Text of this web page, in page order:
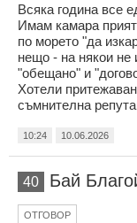
Всяка година все
Имам камара
по морето "да
нещо - на някои не
"обещано" и
Хотели
съмнителна
10:24 10.06.2026
40 Бай
ОТГОВОР